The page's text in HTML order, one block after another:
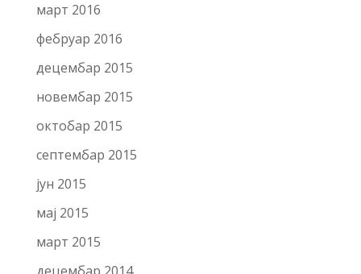
март 2016
фебруар 2016
децембар 2015
новембар 2015
октобар 2015
септембар 2015
јун 2015
мај 2015
март 2015